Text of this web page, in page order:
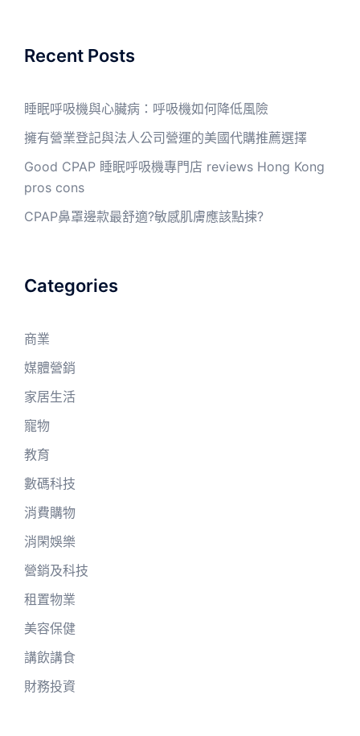
Recent Posts
睡眠呼吸機與心臟病：呼吸機如何降低風險
擁有營業登記與法人公司營運的美國代購推薦選擇
Good CPAP 睡眠呼吸機專門店 reviews Hong Kong
pros cons
CPAP鼻罩邊款最舒適?敏感肌膚應該點揀?
Categories
商業
媒體營銷
家居生活
寵物
教育
數碼科技
消費購物
消閑娛樂
營銷及科技
租置物業
美容保健
講飲講食
財務投資